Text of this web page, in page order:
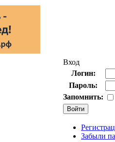
Вход
Логин:
Пароль:
Запомнить:
Забыли